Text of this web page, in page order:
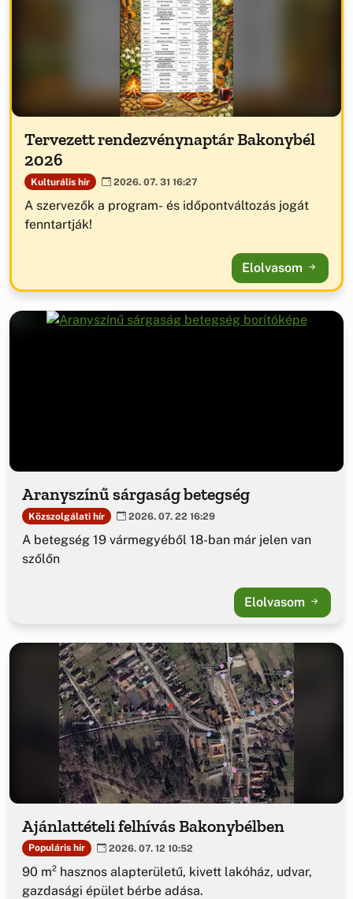
Tervezett rendezvénynaptár Bakonybél
2026
Kulturális hír 2026. 07. 31 16:27
A szervezők a program- és időpontváltozás jogát
fenntartják!
Elolvasom
Aranyszínű sárgaság betegség
Közszolgálati hír 2026. 07. 22 16:29
A betegség 19 vármegyéből 18-ban már jelen van
szőlőn
Elolvasom
Ajánlattételi felhívás Bakonybélben
Populáris hír 2026. 07. 12 10:52
90 m² hasznos alapterületű, kivett lakóház, udvar,
gazdasági épület bérbe adása.